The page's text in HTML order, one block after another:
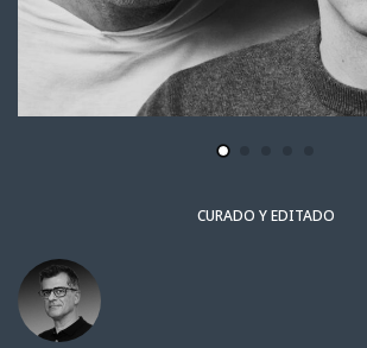
CURADO Y EDITADO